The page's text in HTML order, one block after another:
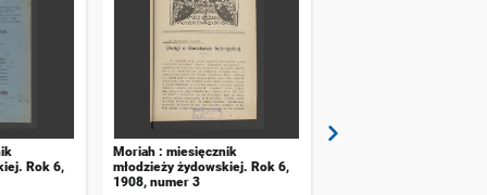
Rok 6,
Moriah : miesięcznik
młodzieży żydowskiej. Rok 6,
1908, numer 3